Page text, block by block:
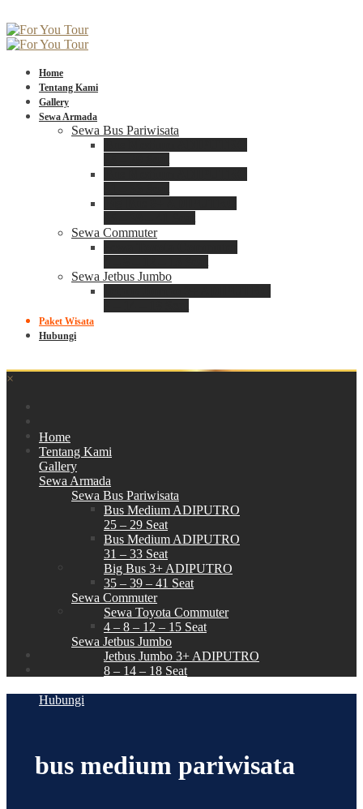
Home
Tentang Kami
Gallery
Sewa Armada
Sewa Bus Pariwisata
Sewa Commuter
Sewa Jetbus Jumbo
Paket Wisata
Hubungi
×
Home
Tentang Kami
Gallery
Sewa Armada
Sewa Bus Pariwisata
Bus Medium ADIPUTRO
25 – 29 Seat
Bus Medium ADIPUTRO
31 – 33 Seat
Big Bus 3+ ADIPUTRO
35 – 39 – 41 Seat
Sewa Commuter
Sewa Toyota Commuter
4 – 8 – 12 – 15 Seat
Sewa Jetbus Jumbo
Jetbus Jumbo 3+ ADIPUTRO
8 – 14 – 18 Seat
Hubungi
bus medium pariwisata